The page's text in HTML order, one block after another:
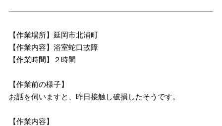
【作業場所】延岡市北浦町
【作業内容】浴室蛇口故障
【作業時間】２時間
【作業前の様子】
お話を伺いますと、昨日接触し破損したそうです。
【作業内容】